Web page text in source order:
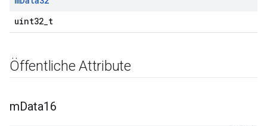
uint32_t
Öffentliche Attribute
mData16